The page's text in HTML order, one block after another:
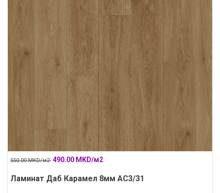
550.00 MKD/м2 490.00 MKD/м2
Ламинат Даб Карамел 8мм АС3/31